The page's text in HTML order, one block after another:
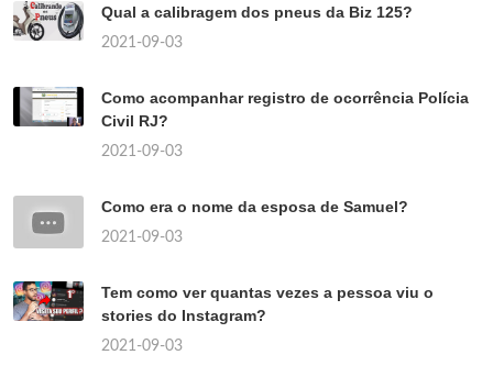
Qual a calibragem dos pneus da Biz 125?
2021-09-03
Como acompanhar registro de ocorrência Polícia
Civil RJ?
2021-09-03
Como era o nome da esposa de Samuel?
2021-09-03
Tem como ver quantas vezes a pessoa viu o
stories do Instagram?
2021-09-03